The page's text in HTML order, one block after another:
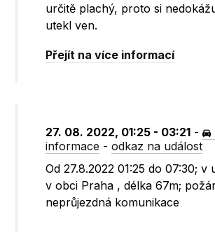
určitě plachý, proto si
utekl ven.
Přejít na více informací
27. 08. 2022, 01:25 - 03:21 -
informace -odkaz na událost
Od 27.8.2022 01:25 do 07:30; v
v obci Praha , délka 67m;
neprůjezdná komunikace